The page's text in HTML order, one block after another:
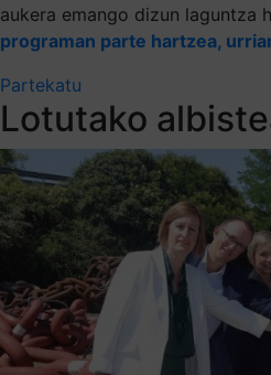
aukera emango dizun laguntza
programan parte hartzea,
Partekatu
Lotutako